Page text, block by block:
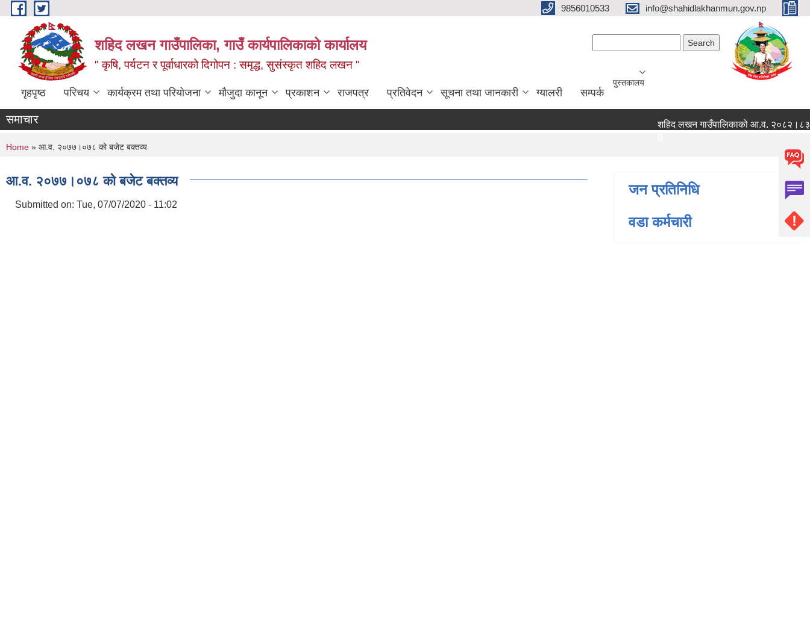
Skip to main content 9856010533 info@shahidlakhanmun.gov.np
शहिद लखन गाउँपालिका, गाउँ कार्यपालिकाको कार्यालय
" कृषि, पर्यटन र पूर्वाधारको दिगोपन : समृद्ध, सुसंस्कृत शहिद लखन "
गृहपृष्ठ परिचय कार्यक्रम तथा परियोजना मौजुदा कानून प्रकाशन राजपत्र प्रतिवेदन सूचना तथा जानकारी ग्यालरी सम्पर्क
पुस्तकालय
समाचार
शहिद लखन गाउँपालिकाको आ.व. २०८२।८३ को
You are here
Home » आ.व. २०७७।०७८ को बजेट बक्तव्य
आ.व. २०७७।०७८ को बजेट बक्तव्य
Submitted on: Tue, 07/07/2020 - 11:02
जन प्रतिनिधि
वडा कर्मचारी